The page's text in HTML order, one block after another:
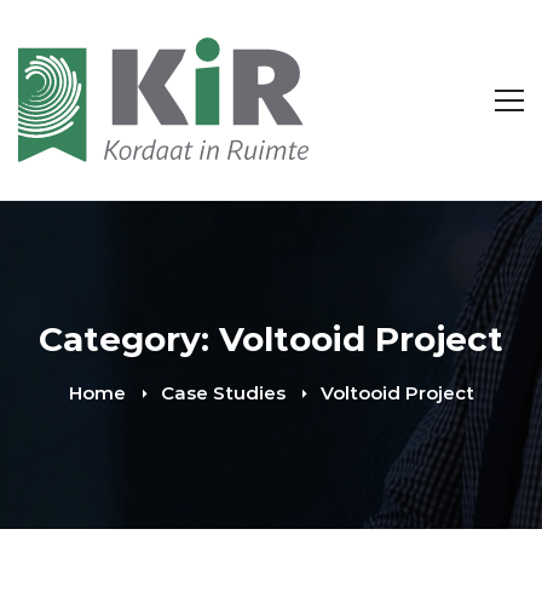
Category: Voltooid Project
Home Case Studies Voltooid Project